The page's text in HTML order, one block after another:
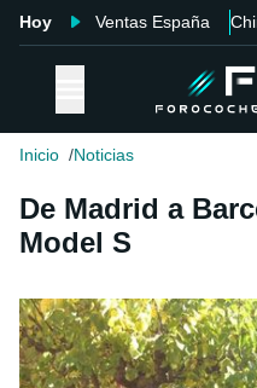
Hoy Ventas España
Inicio Noticias
De Madrid a
Model S